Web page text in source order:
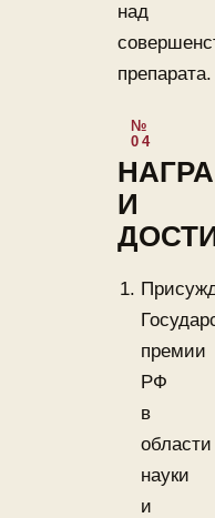
над
препарата.
И
премии
РФ
в
области
науки
и